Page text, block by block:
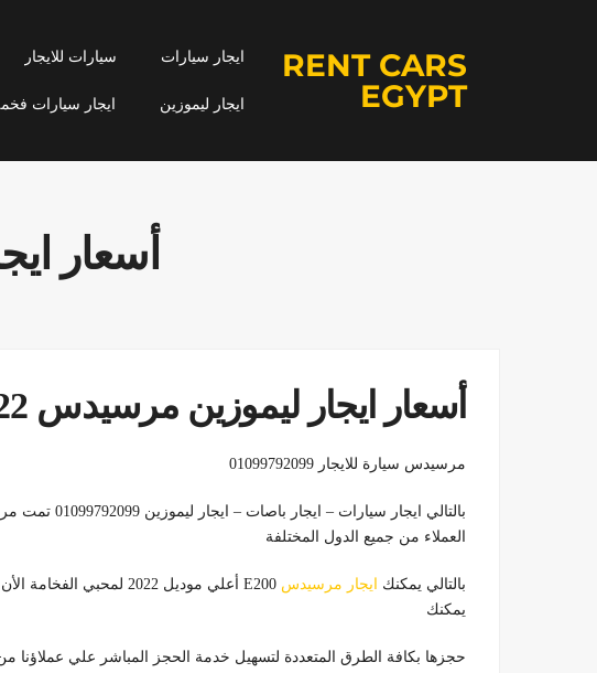
RENT CARS
EGYPT
ايجار سيارات سيارات للايجار
ايجار ليموزين ايجار سيارات
أسعار
أسعار ايجار ليموزين مرسيدس 2022
مرسيدس سيارة للايجار 01099792099
بالتالي ايجار
العملاء من جميع الدول المختلفة
بالتالي يمكنك ايجار مرسيدس
يمكنك
حجزها بكافة الطرق المتعددة لتسهيل خدمة الحجز المباشر علي عملاؤنا من